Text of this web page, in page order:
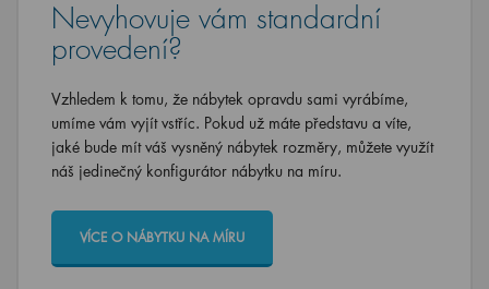
Nevyhovuje vám standardní
provedení?
Vzhledem k tomu, že nábytek opravdu sami vyrábíme,
umíme vám vyjít vstříc. Pokud už máte představu a víte,
jaké bude mít váš vysněný nábytek rozměry, můžete využít
náš jedinečný konfigurátor nábytku na míru.
VÍCE O NÁBYTKU NA MÍRU